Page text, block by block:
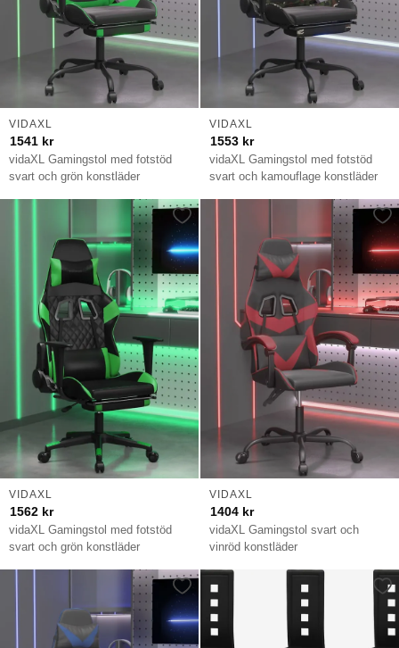
vidaXL Gamingstol med fotstöd
svart och grön konstläder
VIDAXL
1541 kr
vidaXL Gamingstol med fotstöd
svart och kamouflage konstläder
VIDAXL
1553 kr
vidaXL Gamingstol med fotstöd
svart och grön konstläder
VIDAXL
1562 kr
vidaXL Gamingstol svart och
vinröd konstläder
VIDAXL
1404 kr